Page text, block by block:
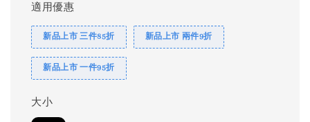
適用優惠
新品上市 三件85折 新品上市 兩件9折
新品上市 一件95折
大小